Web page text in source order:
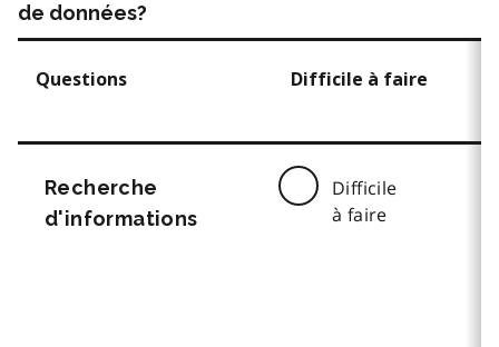
de données?
Questions Difficile à faire
Recherche
d'informations
Difficile
à faire